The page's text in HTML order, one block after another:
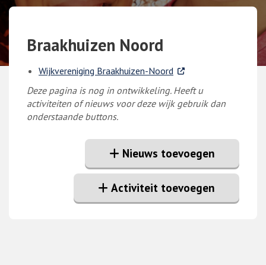
Braakhuizen Noord
Wijkvereniging Braakhuizen-Noord . Externe link
Deze pagina is nog in ontwikkeling. Heeft u
activiteiten of nieuws voor deze wijk gebruik dan
onderstaande buttons.
Nieuws toevoegen
Activiteit toevoegen